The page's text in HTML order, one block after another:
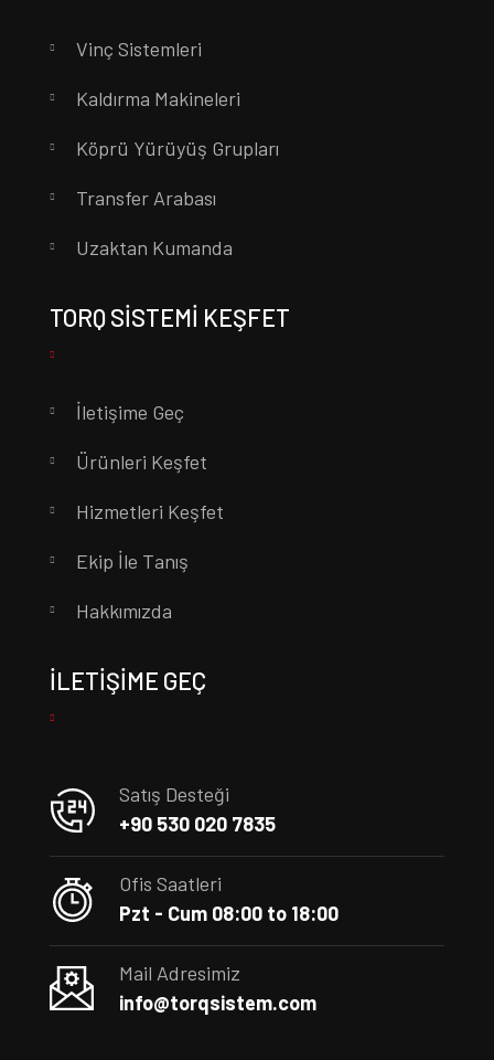
Vinç Sistemleri
Kaldırma Makineleri
Köprü Yürüyüş Grupları
Transfer Arabası
Uzaktan Kumanda
TORQ SISTEMI KEŞFET
İletişime Geç
Ürünleri Keşfet
Hizmetleri Keşfet
Ekip İle Tanış
Hakkımızda
İLETIŞIME GEÇ
Satış Desteği
+90 530 020 7835
Ofis Saatleri
Pzt - Cum 08:00 to 18:00
Mail Adresimiz
info@torqsistem.com